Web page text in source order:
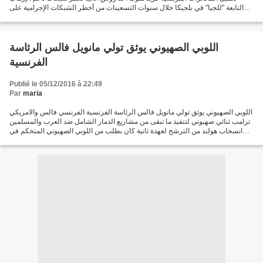
التابعة "للجيا" في بلجيكا خلال سنوات التسعينات من أخطر الشبكات الإجرامية على
اللوبي الصهيوني يوثق تولي مانويل فالس الرئاسة
الفرنسية
Publié le 05/12/2016 à 22:49
Par maria
اللوبي الصهيوني يوثق تولي مانويل فالس الرئاسة الفرنسية الفرنسي فالس والامريكي
ترامب ثنائي صهيوني لتنفيذ ما تبقى من مشاريع الدمار الشامل ضد العرب والمسلمين
انسحاب هولند من الترشح لعهدة ثانية كان بطلب من اللوبي الصهيوني المتحكم في